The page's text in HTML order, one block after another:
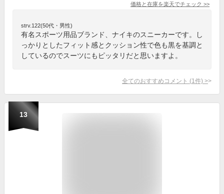
価格と在庫を楽天でチェック >>
strv.122(50代・男性)
有名スポーツ用品ブランド、ナイキのスニーカーです。し
っかりとしたフィット感とクッション性で色も黒を基調と
しているのでスーツにもピッタリだと思いますよ。
全てのおすすめコメント (1 件) >
13